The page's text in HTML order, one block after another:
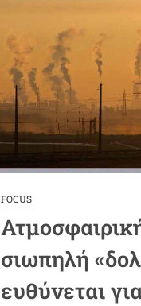
ελληνικής
αποστολής
στον
Σηκουάνα
FOCUS
σιωπηλή
ευθύνεται